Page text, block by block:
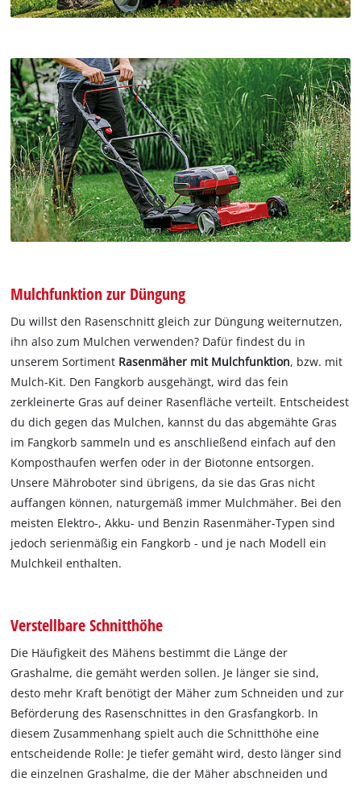
Mulchfunktion zur Düngung
Du willst den Rasenschnitt gleich zur Düngung weiternutzen,
ihn also zum Mulchen verwenden? Dafür findest du in
unserem Sortiment Rasenmäher mit Mulchfunktion, bzw. mit
Mulch-Kit. Den Fangkorb ausgehängt, wird das fein
zerkleinerte Gras auf deiner Rasenfläche verteilt. Entscheidest
du dich gegen das Mulchen, kannst du das abgemähte Gras
im Fangkorb sammeln und es anschließend einfach auf den
Komposthaufen werfen oder in der Biotonne entsorgen.
Unsere Mähroboter sind übrigens, da sie das Gras nicht
auffangen können, naturgemäß immer Mulchmäher. Bei den
meisten Elektro-, Akku- und Benzin Rasenmäher-Typen sind
jedoch serienmäßig ein Fangkorb - und je nach Modell ein
Mulchkeil enthalten.
Verstellbare Schnitthöhe
Die Häufigkeit des Mähens bestimmt die Länge der
Grashalme, die gemäht werden sollen. Je länger sie sind,
desto mehr Kraft benötigt der Mäher zum Schneiden und zur
Beförderung des Rasenschnittes in den Grasfangkorb. In
diesem Zusammenhang spielt auch die Schnitthöhe eine
entscheidende Rolle: Je tiefer gemäht wird, desto länger sind
die einzelnen Grashalme, die der Mäher abschneiden und